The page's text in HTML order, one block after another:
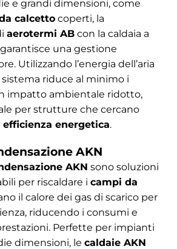
e grandi dimensioni, come
calcettocoperti, la
aerotermi ABcon la caldaia a
una gestione
Utilizzando l’energia dell’aria
riduce al minimo i
impatto ambientale ridotto,
per strutture che cercano
efficienza energetica.
AKN
AKN sono soluzioni
per riscaldare i campi da
il calore dei gas di scarico per
riducendo i consumi e
Perfette per impianti
dimensioni, le caldaie AKN